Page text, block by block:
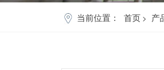
当前位置： 首页 > 产